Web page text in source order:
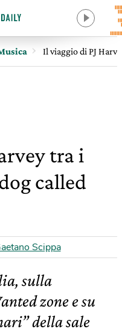
Il viaggio di PJ
tra i
called
Scippa
sulla
zone e su
della sale